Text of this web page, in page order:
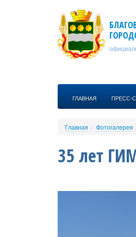
ГЛАВНАЯ ПРЕСС-
Главная Фотогалерея
35 лет